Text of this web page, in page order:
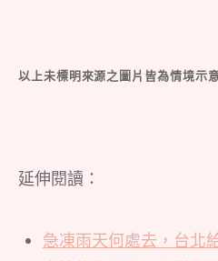
以上未標明來源之圖片皆為情境示
延伸閱讀：
急凍雨天何處去，台北